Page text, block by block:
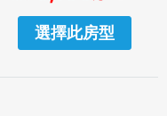
選擇此房型